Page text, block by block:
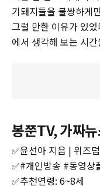
기돼지들을 불쌍하게
그럴 만한 이유가 있
에서 생각해 보는 시
봉쭌TV, 가짜
✅윤선아 지음 | 위즈
‌‌‌✅#개인방송 #동영상
‌‌‌✅추천연령: 6~8세